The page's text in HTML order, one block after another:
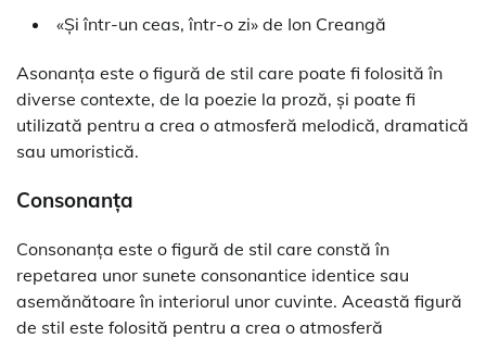
«Și într-un ceas, într-o zi» de Ion Creangă
Asonanța este o figură de stil care poate fi folosită în
diverse contexte, de la poezie la proză, și poate fi
utilizată pentru a crea o atmosferă melodică, dramatică
sau umoristică.
Consonanța
Consonanța este o figură de stil care constă în
repetarea unor sunete consonantice identice sau
asemănătoare în interiorul unor cuvinte. Această figură
de stil este folosită pentru a crea o atmosferă